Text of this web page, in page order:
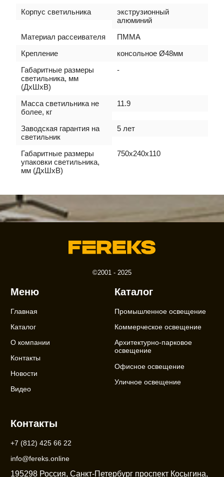
Корпус светильника
экструзионный
алюминий
Материал рассеивателя
ПММА
Крепление
консольное Ø48мм
Габаритные размеры
светильника, мм
(ДхШхВ)
-
Масса светильника не
более, кг
11.9
Заводская гарантия на
светильник
5 лет
Габаритные размеры
упаковки светильника,
мм (ДхШхВ)
750х240х110
©2001 - 2025
Меню
Главная
Каталог
О компании
Контакты
Новости
Видео
Каталог
Промышленное освещение
Коммерческое освещение
Архитектурно-парковое
освещение
Офисное освещение
Уличное освещение
Контакты
+7 (812) 425 66 22
info@fereks.online
195298 Россия, Санкт-Петербург проспект Косыгина,